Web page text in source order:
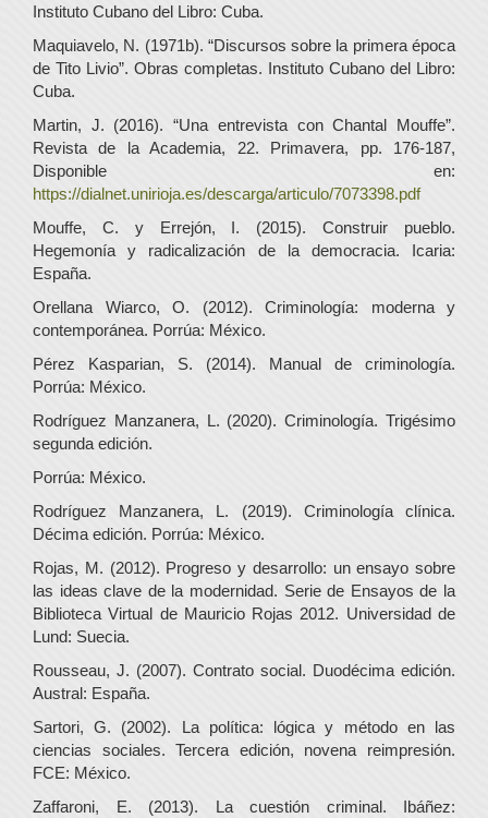
Instituto Cubano del Libro: Cuba.
Maquiavelo, N. (1971b). “Discursos sobre la primera época
de Tito Livio”. Obras completas. Instituto Cubano del Libro:
Cuba.
Martin, J. (2016). “Una entrevista con Chantal Mouffe”.
Revista de la Academia, 22. Primavera, pp. 176-187,
Disponible en:
https://dialnet.unirioja.es/descarga/articulo/7073398.pdf
Mouffe, C. y Errejón, I. (2015). Construir pueblo.
Hegemonía y radicalización de la democracia. Icaria:
España.
Orellana Wiarco, O. (2012). Criminología: moderna y
contemporánea. Porrúa: México.
Pérez Kasparian, S. (2014). Manual de criminología.
Porrúa: México.
Rodríguez Manzanera, L. (2020). Criminología. Trigésimo
segunda edición.
Porrúa: México.
Rodríguez Manzanera, L. (2019). Criminología clínica.
Décima edición. Porrúa: México.
Rojas, M. (2012). Progreso y desarrollo: un ensayo sobre
las ideas clave de la modernidad. Serie de Ensayos de la
Biblioteca Virtual de Mauricio Rojas 2012. Universidad de
Lund: Suecia.
Rousseau, J. (2007). Contrato social. Duodécima edición.
Austral: España.
Sartori, G. (2002). La política: lógica y método en las
ciencias sociales. Tercera edición, novena reimpresión.
FCE: México.
Zaffaroni, E. (2013). La cuestión criminal. Ibáñez: